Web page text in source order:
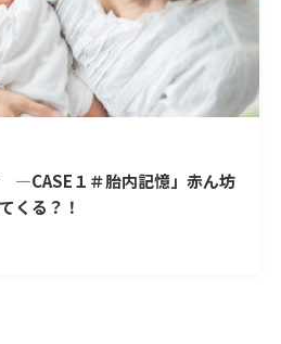
―CASE１＃胎内記憶」赤ん坊
くる？！